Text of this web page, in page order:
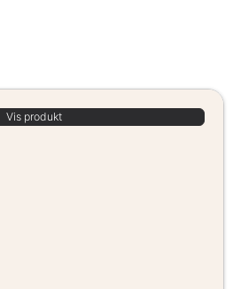
Vis produkt